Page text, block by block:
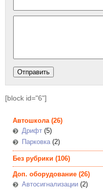
[block id="6"]
Автошкола(26)
Дрифт (5)
Парковка(2)
Без рубрики (106)
Доп. оборудование (26)
Автосигнализации (2)